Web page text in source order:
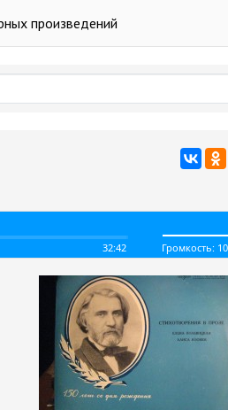
произведений
32:42 Громкость: